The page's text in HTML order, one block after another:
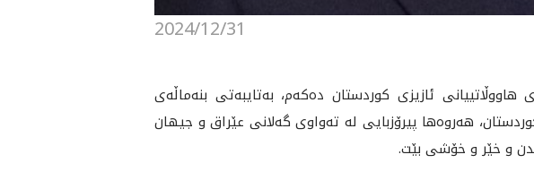
2024/12/31
ته‌واوى هاووڵاتييانى ئازيزى کوردستان دەکەم، بەتایبەتی بنەماڵەی
هه‌روه‌ها پيرۆزبايى له‌ ته‌واوى گه‌لانى عێراق و جيهان
و خێر و خۆشى بێت.